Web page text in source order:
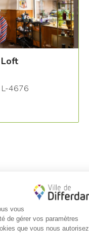
L-4676
sur Instagram